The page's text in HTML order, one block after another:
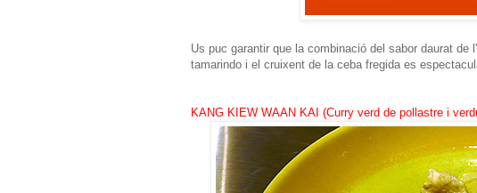
Us puc garantir que la combinació del sabor daurat
tamarindo i el cruixent de la ceba fregida es
KANG KIEW WAAN KAI (Curry verd de pollastre i